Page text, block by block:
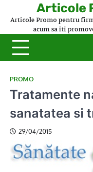
Articole
Articole Promo pentru
acum sa iti
PROMO
Tratamente
sanatatea si
29/04/2015